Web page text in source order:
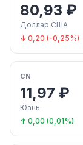
80,93 ₽
Доллар США
↓ 0,20 (-0,25%)
CN
11,97 ₽
Юань
↑ 0,00 (0,01%)